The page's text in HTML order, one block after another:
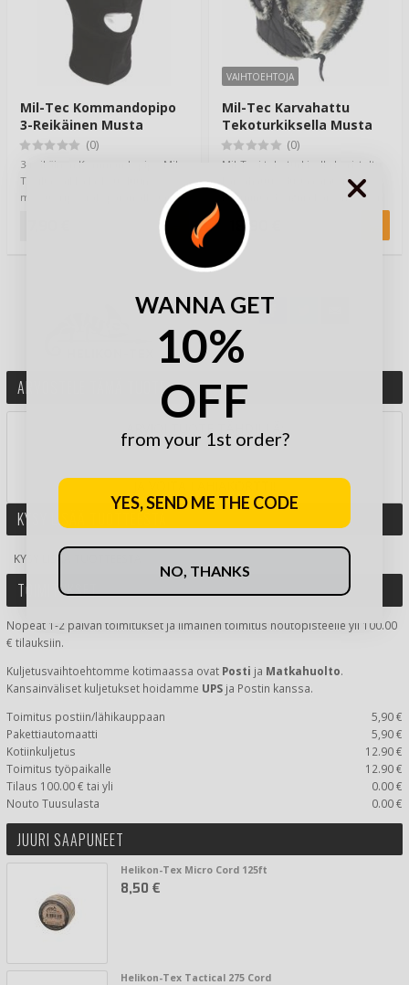
Mil-Tec Kommandopipo
3-Reikäinen Musta
(0)
3-reikäinen Kommandopipo Mil-
Teciltä vaikka lasketteluun,
moottoripyöräkypärän alle tai
VAIHTOEHTOJA
Mil-Tec Karvahattu
Tekoturkiksella Musta
(0)
Mil-Teci tekoturkisella koristeltu
karvahattu edustaa ajatonta ja
lämmintä designiä.Karvahattu on
18,90 €
ARVOSTELE TÄMÄ TUOTE
KYSY LISÄÄ TUOTTEESTA
KYSY LISÄÄ TUOTTEESTA
TOIMITUKSET
Nopeat 1-2 päivän toimitukset ja Ilmainen toimitus noutopisteelle yli 100.00
€ tilauksiin.
Kuljetusvaihtoehtomme kotimaassa ovat Posti ja Matkahuolto.
Kansainväliset kuljetukset hoidamme UPS ja Postin kanssa.
Toimitus postiin/lähikauppaan
5,90 €
Pakettiautomaatti
5,90 €
Kotiinkuljetus
12.90 €
Toimitus työpaikalle
12.90 €
Tilaus 100.00 € tai yli
0.00 €
Nouto Tuusulasta
0.00 €
JUURI SAAPUNEET
Helikon-Tex Micro Cord 125ft
8,50 €
Helikon-Tex Tactical 275 Cord
WANNA GET
10%
OFF
from your 1st order?
YES, SEND ME THE CODE
NO, THANKS